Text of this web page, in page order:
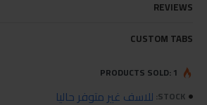
REVIEWS
CUSTOM TABS
STOCK: للاسف غير متوفر حاليا
PRODUCTS SOLD: 1